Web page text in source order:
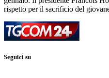
rispetto per il sacrificio del
Seguici su